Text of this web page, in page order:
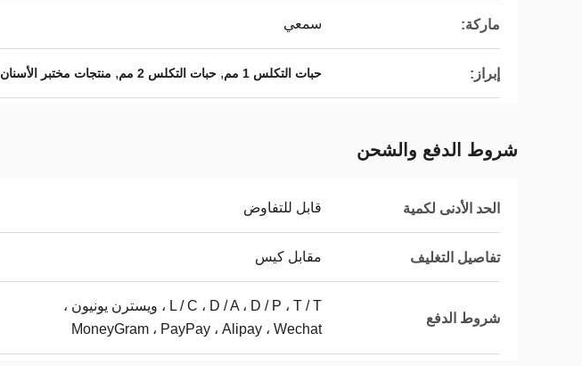
ماركة: سمعي
إبراز: حبات التكلس 1 مم , حبات التكلس 2 مم , منتجات مختبر الأسنان Yttria
شروط الدفع والشحن
الحد الأدنى لكمية قابل للتفاوض
تفاصيل التغليف مقابل كيس
شروط الدفع
L / C ، D / A ، D / P ، T / T ، ويسترن يونيون ،
MoneyGram ، PayPay ، Alipay ، Wechat